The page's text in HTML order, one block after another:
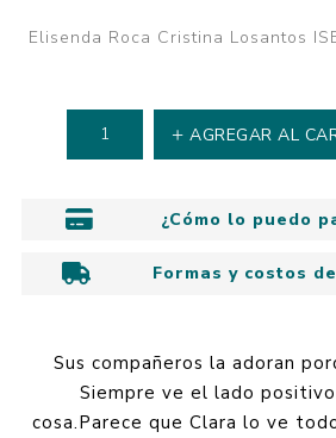
Elisenda Roca Cristina Losantos
AGREGAR AL
¿Cómo lo puedo
Formas y costos
Sus compañeros la adoran
Siempre ve el lado
cosa.Parece que Clara lo ve